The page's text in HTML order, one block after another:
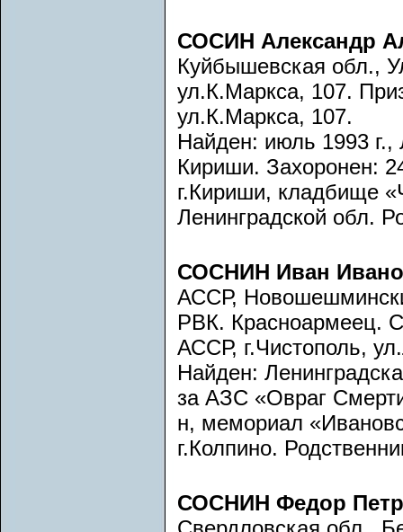
СОСИН Александр
Куйбышевская обл.,
ул.К.Маркса, 107.
ул.К.Маркса, 107.
Найден: июль 1993 г.,
Кириши. Захоронен:
г.Кириши, кладбище
Ленинградской обл.
СОСНИН Иван
АССР,
РВК. Красноармеец.
АССР, г.Чистополь,
Найден:
за АЗС «Овраг
н, мемориал
г.Колпино.
СОСНИН Федор